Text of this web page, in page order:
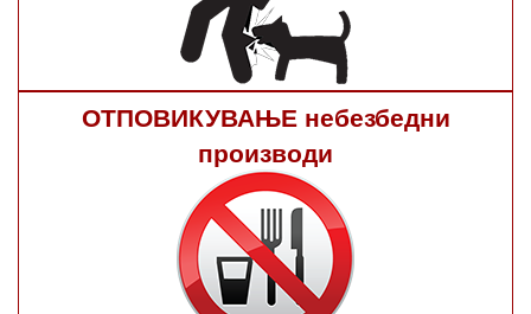
ОТПОВИКУВАЊЕ небезбедни
производи